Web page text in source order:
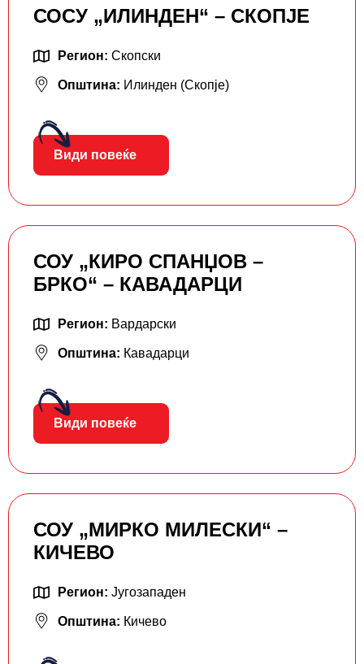
СОСУ „ИЛИНДЕН“ – СКОПЈЕ
Регион: Скопски
Општина: Илинден (Скопје)
Види повеќе
СОУ „КИРО СПАНЏОВ –
БРКО“ – КАВАДАРЦИ
Регион: Вардарски
Општина: Кавадарци
Види повеќе
СОУ „МИРКО МИЛЕСКИ“ –
КИЧЕВО
Регион: Југозападен
Општина: Кичево